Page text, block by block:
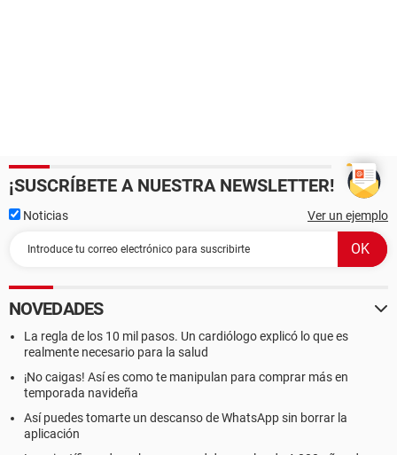
¡SUSCRÍBETE A NUESTRA NEWSLETTER!
Noticias Ver un ejemplo
NOVEDADES
La regla de los 10 mil pasos. Un cardiólogo explicó lo que es
realmente necesario para la salud
¡No caigas! Así es como te manipulan para comprar más en
temporada navideña
Así puedes tomarte un descanso de WhatsApp sin borrar la
aplicación